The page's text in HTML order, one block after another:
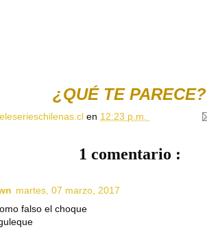
¿QUÉ TE PARECE?
en 12:23 p.m.
1 comentario :
martes, 07 marzo, 2017
falso el choque